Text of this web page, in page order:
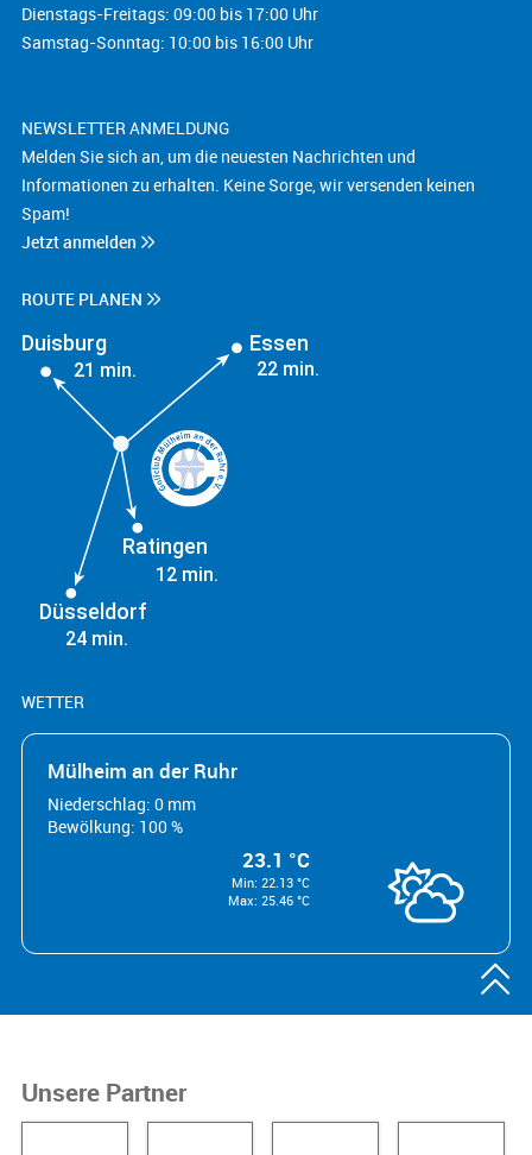
Dienstags-Freitags: 09:00 bis 17:00 Uhr
Samstag-Sonntag: 10:00 bis 16:00 Uhr
NEWSLETTER ANMELDUNG
Melden Sie sich an, um die neuesten Nachrichten und
Informationen zu erhalten. Keine Sorge, wir versenden keinen
Spam!
Jetzt anmelden
ROUTE PLANEN
Ratingen
Düsseldorf
Essen
Duisburg
21 min. 22 min.
12 min.
24 min.
WETTER
Mülheim an der Ruhr
Niederschlag: 0 mm
Bewölkung: 100 %
23.1 °C
Min: 22.13 °C
Max: 25.46 °C

Unsere Partner